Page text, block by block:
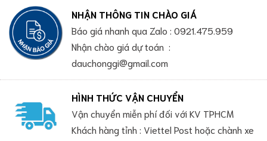
NHẬN THÔNG TIN CHÀO GIÁ
Báo giá nhanh qua Zalo : 0921.475.959
Nhận chào giá dự toán :
dauchonggi@gmail.com
HÌNH THỨC VẬN CHUYỂN
Vận chuyển miễn phí đối với KV TPHCM
Khách hàng tỉnh : Viettel Post hoặc chành xe